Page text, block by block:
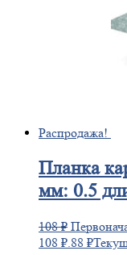
Распродажа!
Планка
мм: 0.5
108₽
108 ₽. 88 ₽